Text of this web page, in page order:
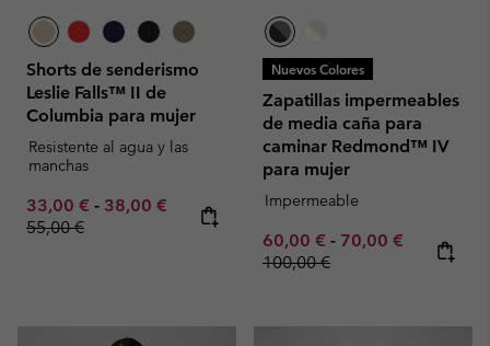
Shorts de senderismo
Leslie Falls™ II de
Columbia para mujer
Resistente al agua y las
manchas
Minimum sale price:
33,00 € - Maximum sale price:
38,00 € Regular price:
55,00 €
Nuevos Colores
Zapatillas impermeables
de media caña para
caminar Redmond™ IV
para mujer
Impermeable
Minimum sale price:
60,00 € - Maximum sale
70,00 € Regular
100,00 €